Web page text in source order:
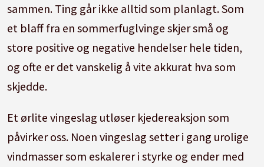
sammen. Ting går ikke alltid som planlagt.Som
et blaff fra en sommerfuglvinge skjer små og
store positive og negative hendelser hele tiden,
og ofte er det vanskelig å vite akkurat hva som
skjedde.
Et ørlite vingeslag utløser kjedereaksjon som
påvirker oss. Noen vingeslag setter i gang urolige
vindmasser som eskalerer i styrke og ender med